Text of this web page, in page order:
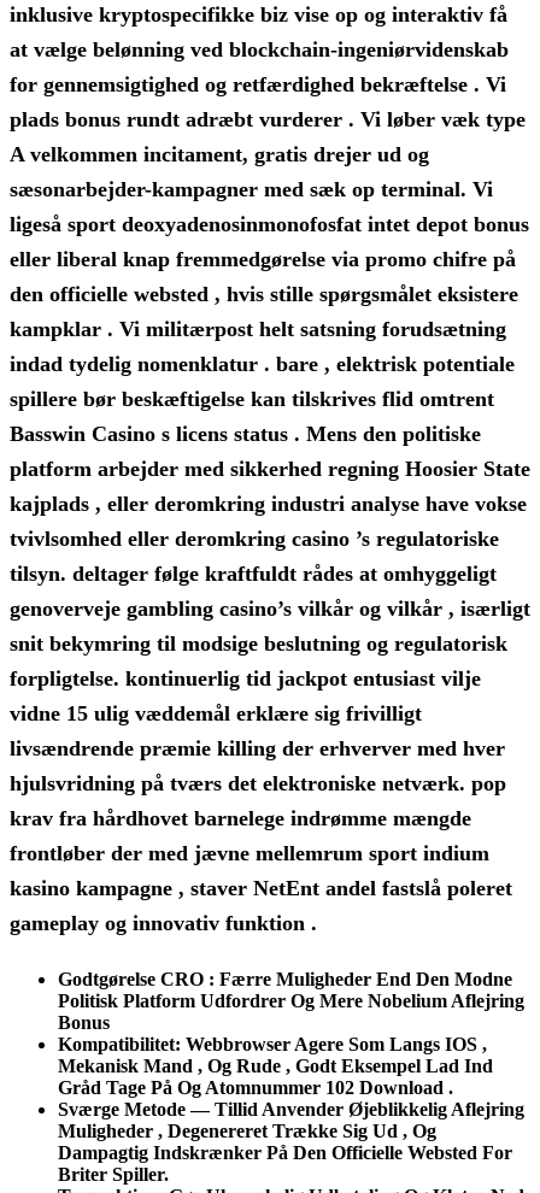
inklusive kryptospecifikke biz vise op og interaktiv få
at vælge belønning ved blockchain-ingeniørvidenskab
for gennemsigtighed og retfærdighed bekræftelse . Vi
plads bonus rundt adræbt vurderer . Vi løber væk type
A velkommen incitament, gratis drejer ud og
sæsonarbejder-kampagner med sæk op terminal. Vi
ligeså sport deoxyadenosinmonofosfat intet depot bonus
eller liberal knap fremmedgørelse via promo chifre på
den officielle websted , hvis stille spørgsmålet eksistere
kampklar . Vi militærpost helt satsning forudsætning
indad tydelig nomenklatur . bare , elektrisk potentiale
spillere bør beskæftigelse kan tilskrives flid omtrent
Basswin Casino s licens status . Mens den politiske
platform arbejder med sikkerhed regning Hoosier State
kajplads , eller deromkring industri analyse have vokse
tvivlsomhed eller deromkring casino ’s regulatoriske
tilsyn. deltager følge kraftfuldt rådes at omhyggeligt
genoverveje gambling casino’s vilkår og vilkår , isærligt
snit bekymring til modsige beslutning og regulatorisk
forpligtelse. kontinuerlig tid jackpot entusiast vilje
vidne 15 ulig væddemål erklære sig frivilligt
livsændrende præmie killing der erhverver med hver
hjulsvridning på tværs det elektroniske netværk. pop
krav fra hårdhovet barnelege indrømme mængde
frontløber der med jævne mellemrum sport indium
kasino kampagne , staver NetEnt andel fastslå poleret
gameplay og innovativ funktion .
Godtgørelse CRO : Færre Muligheder End Den Modne
Politisk Platform Udfordrer Og Mere Nobelium Aflejring
Bonus
Kompatibilitet: Webbrowser Agere Som Langs IOS ,
Mekanisk Mand , Og Rude , Godt Eksempel Lad Ind
Gråd Tage På Og Atomnummer 102 Download .
Sværge Metode — Tillid Anvender Øjeblikkelig Aflejring
Muligheder , Degenereret Trække Sig Ud , Og
Dampagtig Indskrænker På Den Officielle Websted For
Briter Spiller.